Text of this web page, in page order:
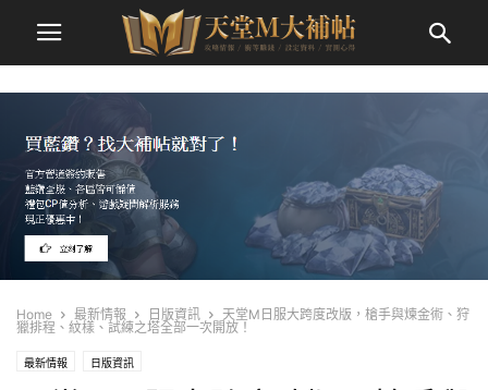
Home 最新情報 日版資訊
天堂M日服大跨度改版，槍手與煉金術、狩
獵排程、紋樣、試練之塔全部一次開放！
最新情報 日版資訊